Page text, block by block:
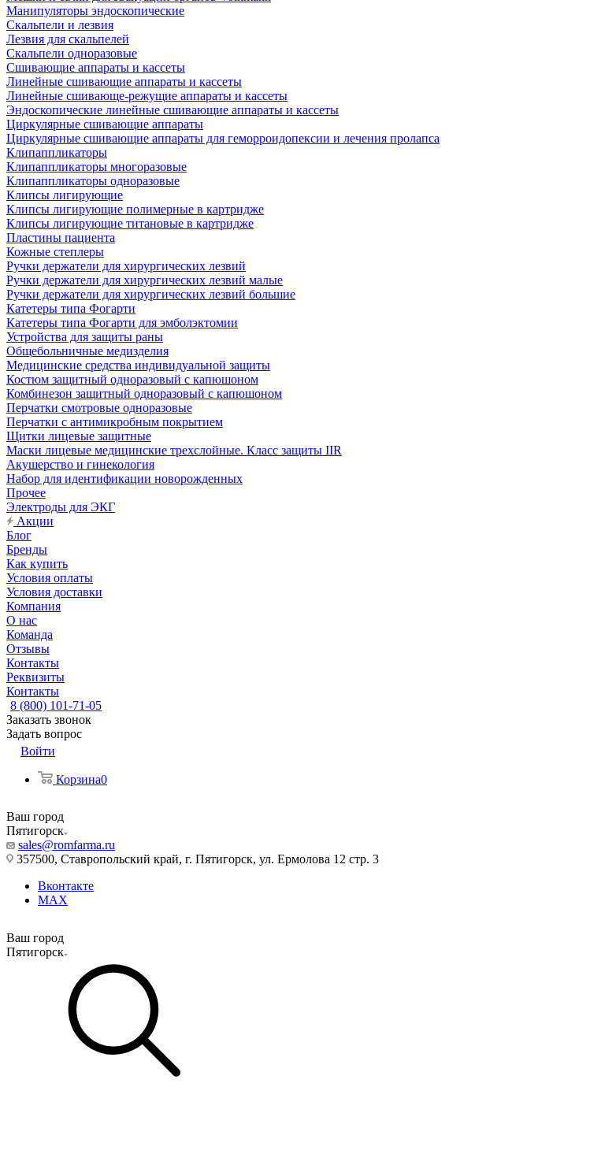
Манипуляторы эндоскопические
Скальпели и лезвия
Лезвия для скальпелей
Скальпели одноразовые
Сшивающие аппараты и кассеты
Линейные сшивающие аппараты и кассеты
Линейные сшивающе-режущие аппараты и кассеты
Эндоскопические линейные сшивающие аппараты и кассеты
Циркулярные сшивающие аппараты
Циркулярные сшивающие аппараты для геморроидопексии и лечения пролапса
Клипаппликаторы
Клипаппликаторы многоразовые
Клипаппликаторы одноразовые
Клипсы лигирующие
Клипсы лигирующие полимерные в картридже
Клипсы лигирующие титановые в картридже
Пластины пациента
Кожные степлеры
Ручки держатели для хирургических лезвий
Ручки держатели для хирургических лезвий малые
Ручки держатели для хирургических лезвий большие
Катетеры типа Фогарти
Катетеры типа Фогарти для эмболэктомии
Устройства для защиты раны
Общебольничные медизделия
Медицинские средства индивидуальной защиты
Костюм защитный одноразовый с капюшоном
Комбинезон защитный одноразовый с капюшоном
Перчатки смотровые одноразовые
Перчатки с антимикробным покрытием
Щитки лицевые защитные
Маски лицевые медицинские трехслойные. Класс защиты IIR
Акушерство и гинекология
Набор для идентификации новорожденных
Прочее
Электроды для ЭКГ
Акции
Блог
Бренды
Как купить
Условия оплаты
Условия доставки
Компания
О нас
Команда
Отзывы
Контакты
Реквизиты
Контакты
8 (800) 101-71-05
Заказать звонок
Задать вопрос
Войти
Корзина0
Ваш город
Пятигорск
sales@romfarma.ru
357500, Ставропольский край, г. Пятигорск, ул. Ермолова 12 стр. 3
Вконтакте
MAX
Ваш город
Пятигорск